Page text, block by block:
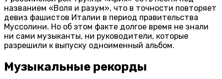
названием «Воля и разум», что в точности повторяет
девиз фашистов Италии в период правительства
Муссолини. Но об этом факте долгое время не знали
ни сами музыканты, ни руководители, которые
разрешили к выпуску одноименный альбом.
Музыкальные рекорды